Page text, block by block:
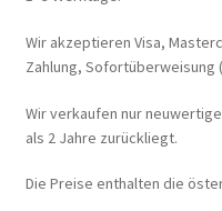
Wir akzeptieren Visa,
Zahlung, Sofortüberweisung
Wir verkaufen nur
als 2 Jahre zurückliegt.
Die Preise enthalten die